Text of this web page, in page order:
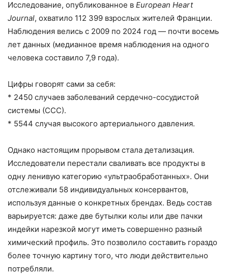
Исследование, опубликованное в European Heart
Journal, охватило 112 399 взрослых жителей Франции.
Наблюдения велись с 2009 по 2024 год — почти восемь
лет данных (медианное время наблюдения на одного
человека составило 7,9 года).
Цифры говорят сами за себя:
* 2450 случаев заболеваний сердечно-сосудистой
системы (ССС).
* 5544 случая высокого артериального давления.
Однако настоящим прорывом стала детализация.
Исследователи перестали сваливать все продукты в
одну ленивую категорию «ультраобработанных». Они
отслеживали 58 индивидуальных консервантов,
используя данные о конкретных брендах. Ведь состав
варьируется: даже две бутылки колы или две пачки
индейки нарезкой могут иметь совершенно разный
химический профиль. Это позволило составить гораздо
более точную картину того, что люди действительно
потребляли.